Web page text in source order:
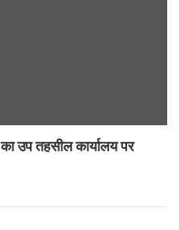
उप तहसील कार्यालय पर